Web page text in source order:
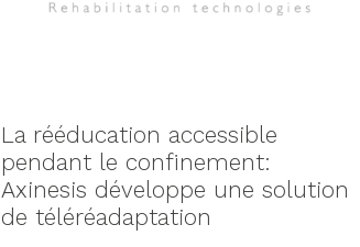
La rééducation accessible
pendant le confinement:
Axinesis développe une solution
de téléréadaptation